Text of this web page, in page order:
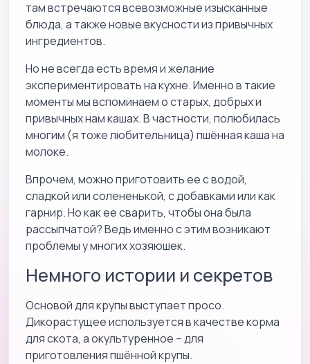
там встречаются всевозможные изысканные
блюда, а также новые вкусности из привычных
ингредиентов.
Но не всегда есть время и желание
экспериментировать на кухне. Именно в такие
моменты мы вспоминаем о старых, добрых и
привычных нам кашах. В частности, полюбилась
многим (я тоже любительница) пшённая каша на
молоке.
Впрочем, можно приготовить ее с водой,
сладкой или солененькой, с добавками или как
гарнир. Но как ее сварить, чтобы она была
рассыпчатой? Ведь именно с этим возникают
проблемы у многих хозяюшек.
Немного истории и секретов
Основой для крупы выступает просо.
Дикорастущее используется в качестве корма
для скота, а окультуренное – для
приготовления пшённой крупы.